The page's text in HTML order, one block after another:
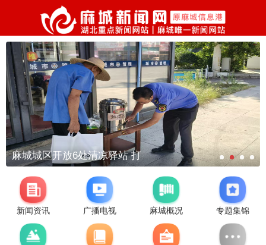
麻城城区开放6处清凉驿站 打
新闻资讯 广播电视 麻城概况 专题集锦